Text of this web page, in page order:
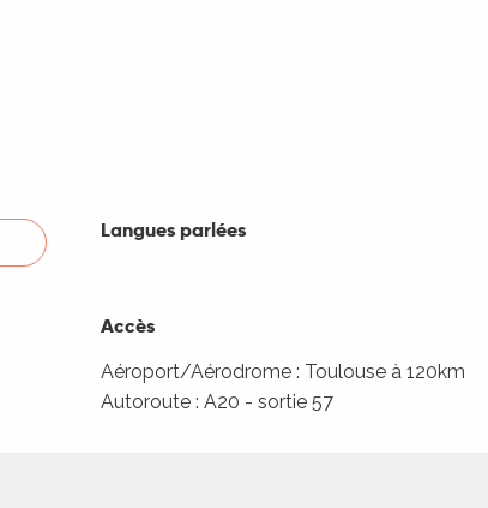
Langues parlées
Langues parlées
Accès
Accès
Aéroport/Aérodrome : Toulouse à 120km
Autoroute : A20 - sortie 57